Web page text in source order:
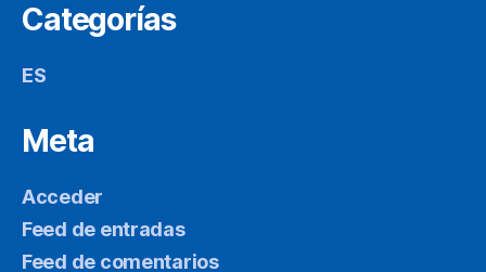
Categorías
ES
Meta
Acceder
Feed de entradas
Feed de comentarios